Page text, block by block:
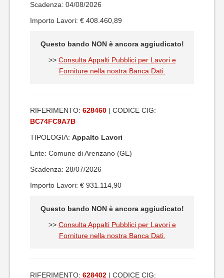
Scadenza: 04/08/2026
Importo Lavori: € 408.460,89
Questo bando NON è ancora aggiudicato!
>> Consulta Appalti Pubblici per Lavori e
Forniture nella nostra Banca Dati.
RIFERIMENTO: 628460 | CODICE CIG:
BC74FC9A7B
TIPOLOGIA: Appalto Lavori
Ente: Comune di Arenzano (GE)
Scadenza: 28/07/2026
Importo Lavori: € 931.114,90
Questo bando NON è ancora aggiudicato!
>> Consulta Appalti Pubblici per Lavori e
Forniture nella nostra Banca Dati.
RIFERIMENTO: 628402 | CODICE CIG: